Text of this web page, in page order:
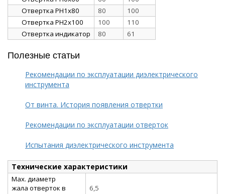
Отвертка PH1х80
80
100
Отвертка PH2х100
100
110
Отвертка индикатор
80 61
Полезные статьи
Рекомендации по эксплуатации диэлектрического
инструмента
От винта. История появления отвертки
Рекомендации по эксплуатации отверток
Испытания диэлектрического инструмента
Технические характеристики
Max. диаметр
жала отверток в
6,5